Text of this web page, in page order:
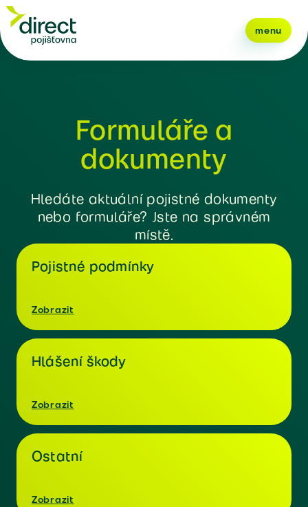
menu
Formuláře a
dokumenty
Hledáte aktuální pojistné dokumenty
nebo formuláře? Jste na správném
místě.
Pojistné podmínky
Zobrazit
Hlášení škody
Zobrazit
Ostatní
Zobrazit